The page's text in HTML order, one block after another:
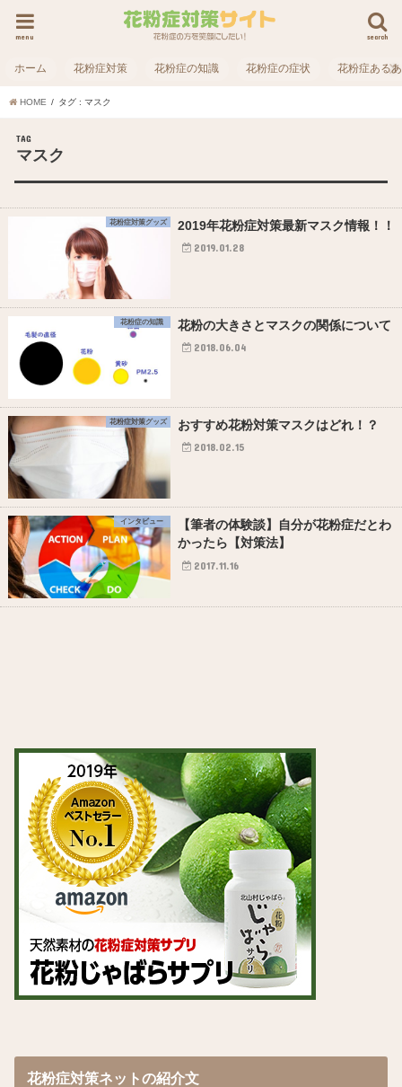
search
menu
ホーム 花粉症対策 花粉症の知識 花粉症の症状 花粉症ある
HOME タグ : マスク
TAG
マスク
花粉症対策グッズ 2019年花粉症対策最新マスク情報！！
2019.01.28
花粉症の知識 花粉の大きさとマスクの関係について
2018.06.04
花粉症対策グッズ おすすめ花粉対策マスクはどれ！？
2018.02.15
インタビュー
【筆者の体験談】自分が花粉症だとわ
かったら【対策法】
2017.11.16
花粉症対策ネットの紹介文